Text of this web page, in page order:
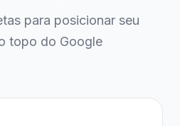
para posicionar seu
topo do Google